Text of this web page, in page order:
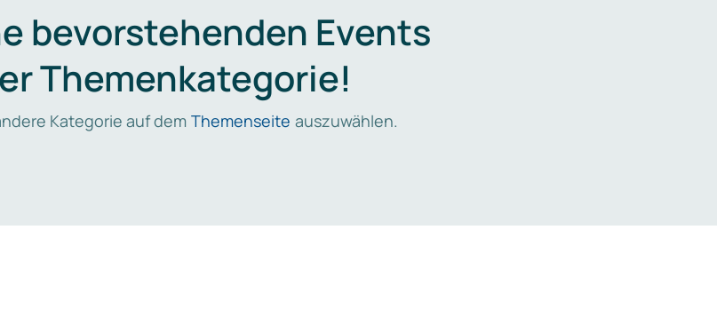
bevorstehenden Events
Themenkategorie!
Kategorie auf dem Themenseite auszuwählen.